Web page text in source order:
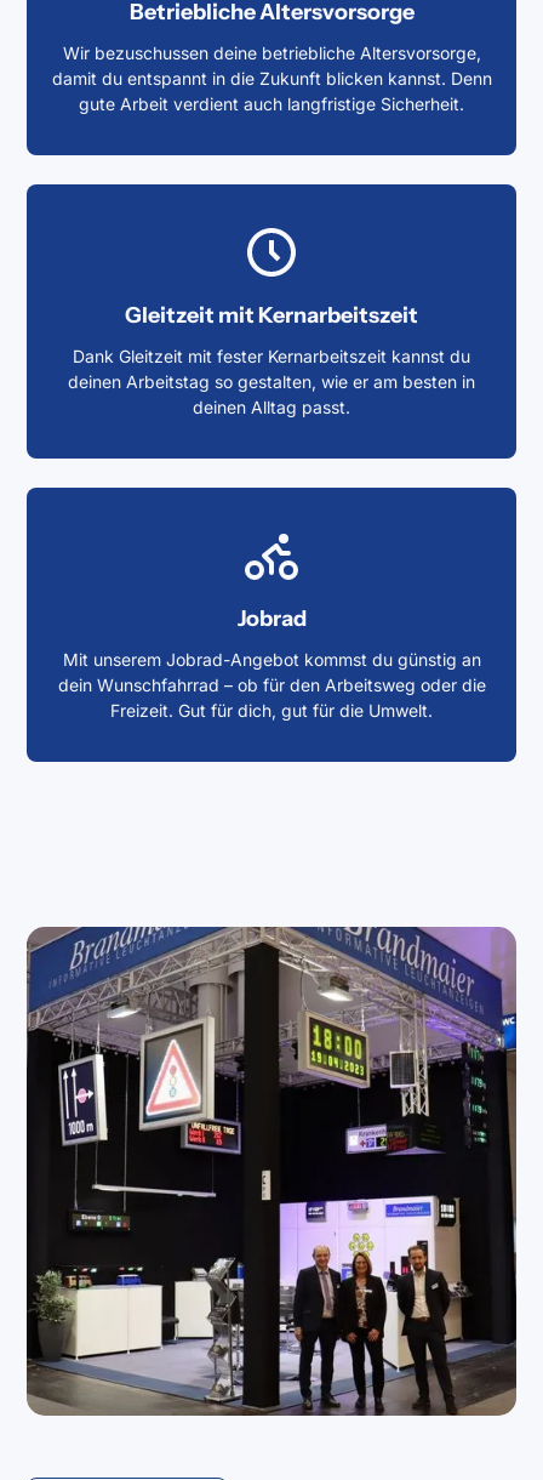
Betriebliche Altersvorsorge
Wir bezuschussen deine betriebliche Altersvorsorge,
damit du entspannt in die Zukunft blicken kannst. Denn
gute Arbeit verdient auch langfristige Sicherheit.
Gleitzeit mit Kernarbeitszeit
Dank Gleitzeit mit fester Kernarbeitszeit kannst du
deinen Arbeitstag so gestalten, wie er am besten in
deinen Alltag passt.
Jobrad
Mit unserem Jobrad-Angebot kommst du günstig an
dein Wunschfahrrad – ob für den Arbeitsweg oder die
Freizeit. Gut für dich, gut für die Umwelt.